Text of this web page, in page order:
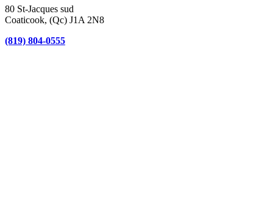
80 St-Jacques sud
Coaticook, (Qc) J1A 2N8
(819) 804-0555